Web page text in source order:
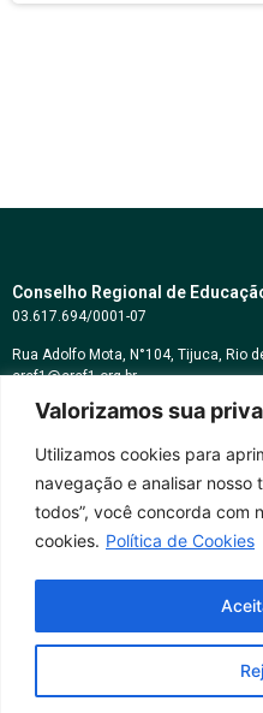
Valorizamos sua
Utilizamos cookies para
navegação e analisar nosso
todos”, você concorda com
cookies. Política de Cookies
Conselho Regional de
03.617.694/0001-07
Rua Adolfo Mota, N°104, Tijuca, Rio
cref1@cref1.org.br
Assessoria de comunicação:
Horários de atendimento:
Whatsapp: (21) 2569-2398